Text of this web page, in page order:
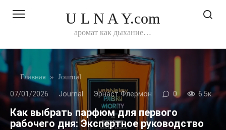
U L N A Y.com
аромат как дыхание…
Главная » Journal
07/01/2026 Journal Эрнаст Флермон 0 6.5к.
Как выбрать парфюм для первого
рабочего дня: Экспертное руководство